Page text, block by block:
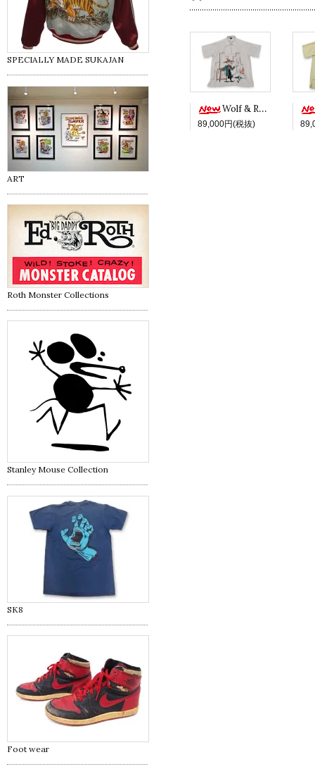
Wolf & Red -White ver.-
89,000円(税抜)
SPECIALLY MADE SUKAJAN
ART
Roth Monster Collections
Stanley Mouse Collection
SK8
Foot wear